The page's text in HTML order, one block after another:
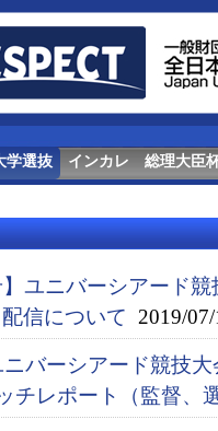
学選抜 インカレ 総理大臣
】ユニバーシアード
信について 2019/
ニバーシアード競技
チレポート（監督、